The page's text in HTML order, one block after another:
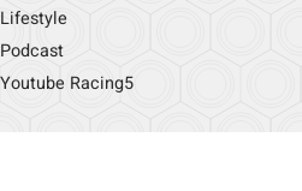
Lifestyle
Podcast
Youtube Racing5